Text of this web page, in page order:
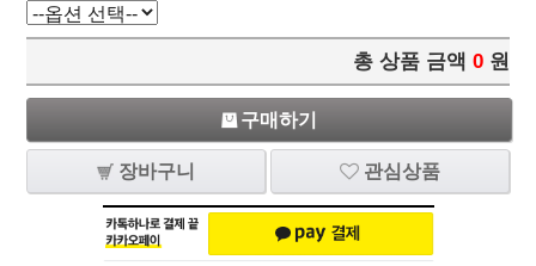
총 상품 금액 0 원
구매하기
장바구니 관심상품